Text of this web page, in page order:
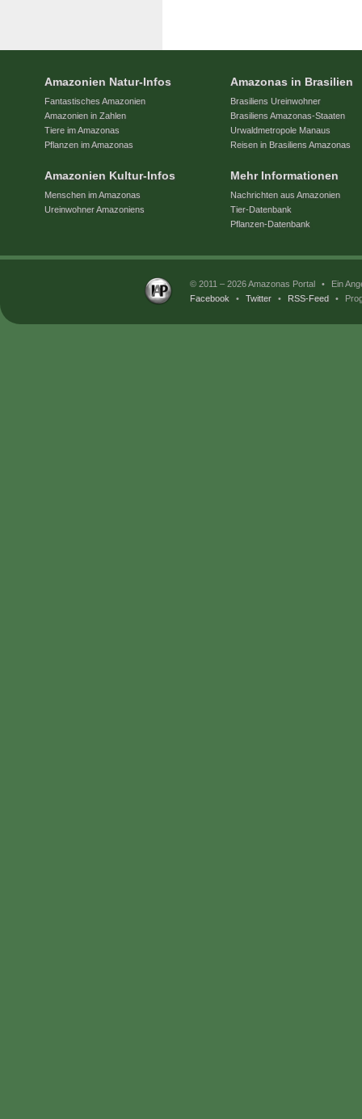
Amazonien Natur-Infos
Fantastisches Amazonien
Amazonien in Zahlen
Tiere im Amazonas
Pflanzen im Amazonas
Amazonien Kultur-Infos
Menschen im Amazonas
Ureinwohner Amazoniens
Amazonas in Brasilien
Brasiliens Ureinwohner
Brasiliens Amazonas-Staaten
Urwaldmetropole Manaus
Reisen in Brasiliens Amazonas
Mehr Informationen
Nachrichten aus Amazonien
Tier-Datenbank
Pflanzen-Datenbank
© 2011 – 2026 Amazonas Portal •
Ein
Facebook
• Twitter • RSS-Feed •